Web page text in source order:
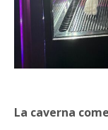
La caverna